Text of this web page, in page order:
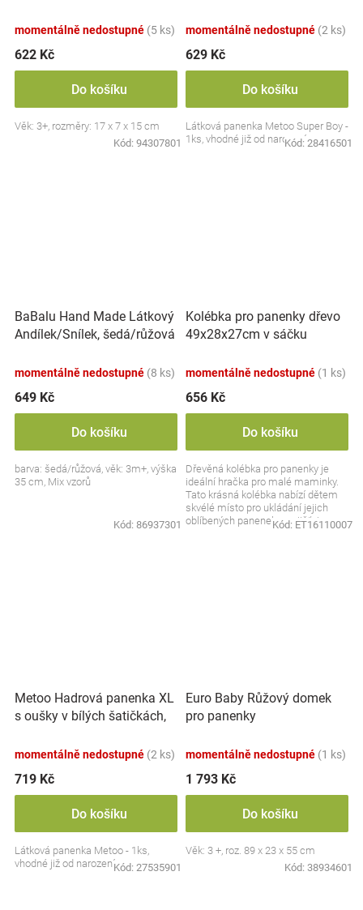
momentálně nedostupné (5 ks)
622 Kč
Do košíku
Věk: 3+, rozměry: 17 x 7 x 15 cm
Kód: 94307801
momentálně nedostupné (2 ks)
629 Kč
Do košíku
Látková panenka Metoo Super Boy -
1ks, vhodné již od narození
Kód: 28416501
BaBalu Hand Made Látkový
Andílek/Snílek, šedá/růžová
momentálně nedostupné (8 ks)
649 Kč
Do košíku
barva: šedá/růžová, věk: 3m+, výška
35 cm, Mix vzorů
Kód: 86937301
Kolébka pro panenky dřevo
49x28x27cm v sáčku
momentálně nedostupné (1 ks)
656 Kč
Do košíku
Dřevěná kolébka pro panenky je
ideální hračka pro malé maminky.
Tato krásná kolébka nabízí dětem
skvélé místo pro ukládání jejich
oblíbených panenek a zajišťuje
Kód: ET16110007
Metoo Hadrová panenka XL
s oušky v bílých šatičkách,
momentálně nedostupné (2 ks)
719 Kč
Do košíku
Látková panenka Metoo - 1ks,
vhodné již od narozeníKód: 27535901
Euro Baby Růžový domek
pro panenky
momentálně nedostupné (1 ks)
1 793 Kč
Do košíku
Věk: 3 +, roz. 89 x 23 x 55 cm
Kód: 38934601